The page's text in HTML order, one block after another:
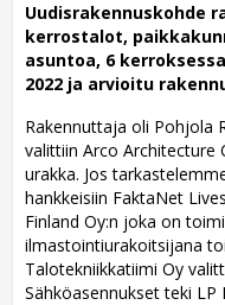
Uudisrakennuskohde
kerrostalot,
asuntoa, 6
2022 ja arvioitu
Rakennuttaja oli Pohjola
valittiin Arco Architecture
urakka. Jos
hankkeisiin FaktaNet
Finland Oy:n joka on
ilmastointiurakoitsijana
Talotekniikkatiimi Oy
Sähköasennukset teki LP